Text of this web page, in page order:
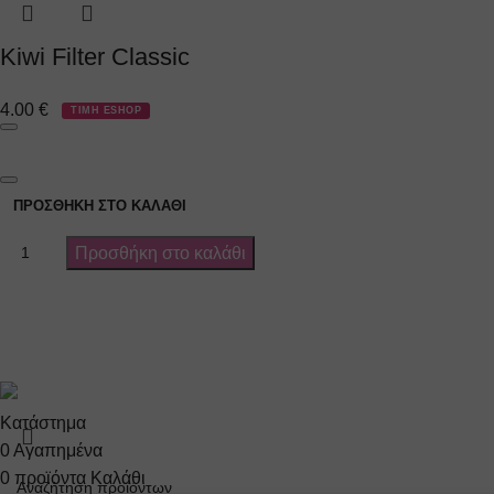
Kiwi Filter Classic
4.00 € ΤΙΜΗ ESHOP
ΠΡΟΣΘΉΚΗ ΣΤΟ ΚΑΛΆΘΙ
Προσθήκη στο καλάθι
Κατάστημα
0 Αγαπημένα
0 προϊόντα Καλάθι